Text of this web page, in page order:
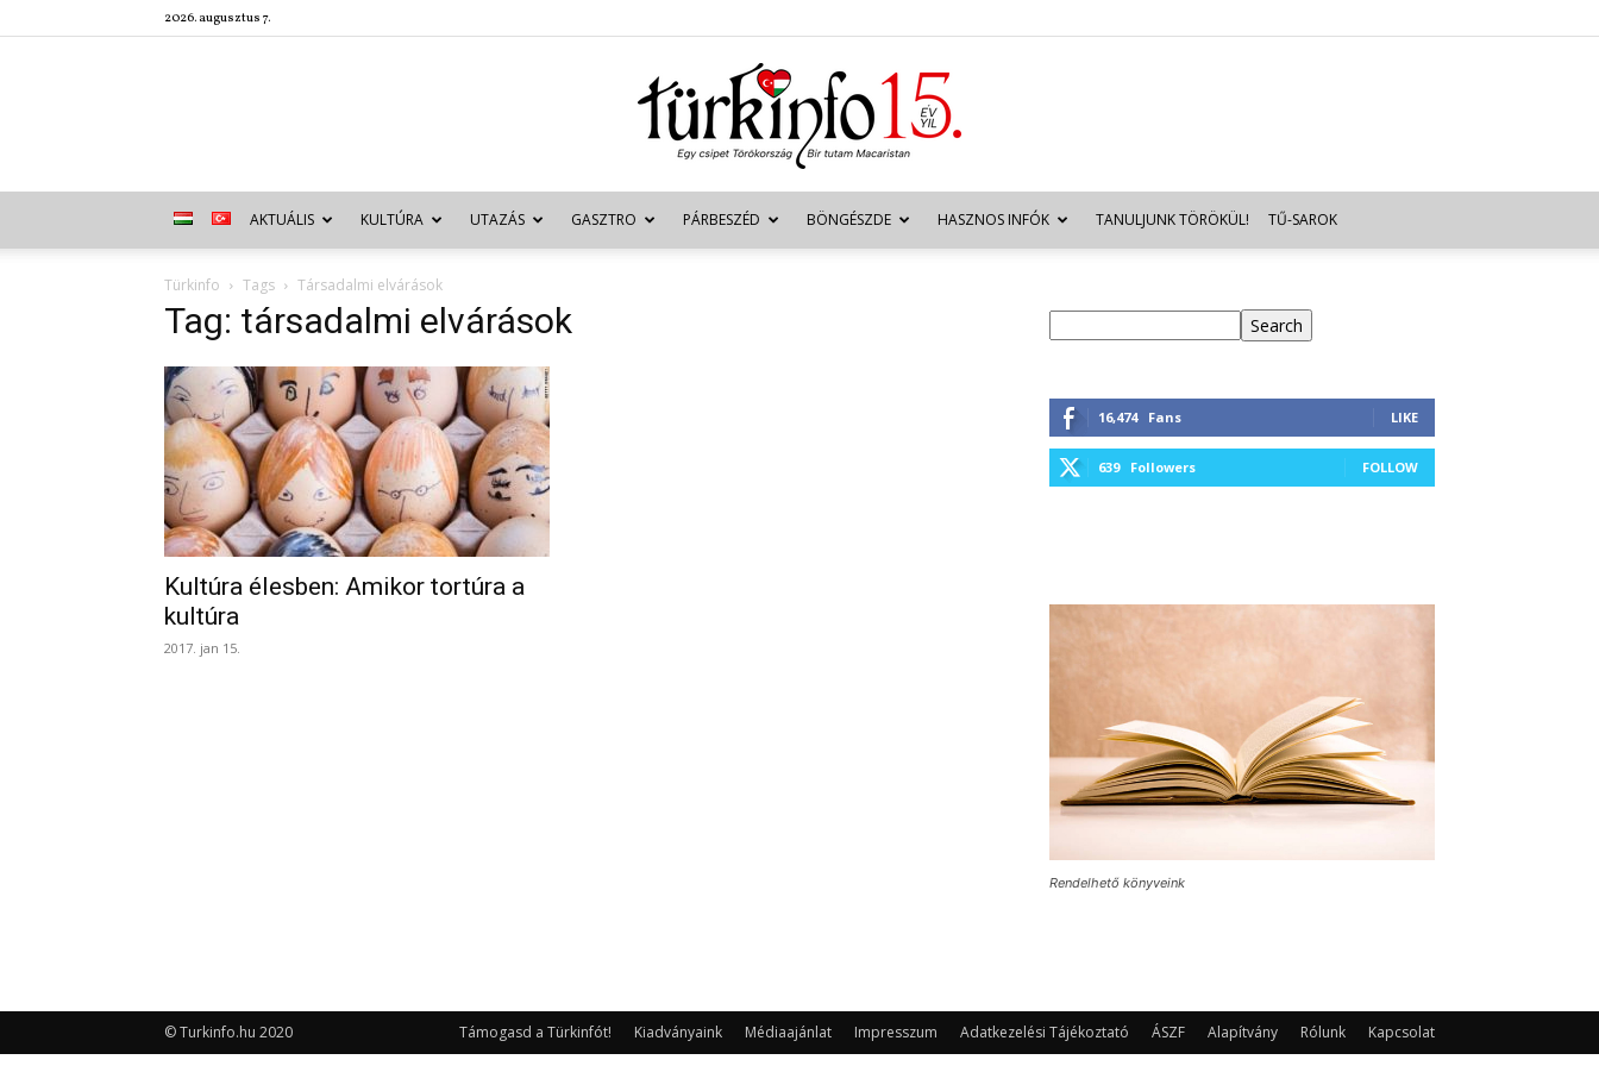
2026. augusztus 7.
Türkinfo
AKTUÁLIS KULTÚRA UTAZÁS GASZTRO PÁRBESZÉD BÖNGÉSZDE HASZNOS INFÓK TANULJUNK TÖRÖKÜL! TŰ-SAROK
Türkinfo Tags Társadalmi elvárások
Tag: társadalmi elvárások
Kultúra élesben: Amikor tortúra a
kultúra
2017. jan 15.
Search
16,474 Fans LIKE
639 Followers FOLLOW
Rendelhető könyveink
Támogasd a Türkinfót! Kiadványaink Médiaajánlat Impresszum Adatkezelési Tájékoztató ÁSZF Alapítvány Rólunk Kapcsolat
© Turkinfo.hu 2020